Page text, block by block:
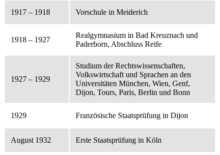
1917 – 1918 Vorschule in Meiderich
1918 – 1927
Realgymnasium in Bad Kreuznach und
Paderborn, Abschluss Reife
1927 – 1929
Studium der Rechtswissenschaften,
Volkswirtschaft und Sprachen an den
Universitäten München, Wien, Genf,
Dijon, Tours, Paris, Berlin und Bonn
1929 Französische Staatsprüfung in Dijon
August 1932 Erste Staatsprüfung in Köln